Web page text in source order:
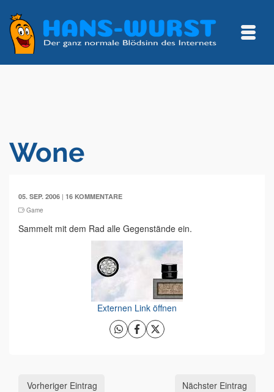
Wone
05. SEP. 2006 | 16 KOMMENTARE
Game
Sammelt mit dem Rad alle Gegenstände ein.
Externen Link öffnen
Vorheriger Eintrag Nächster Eintrag